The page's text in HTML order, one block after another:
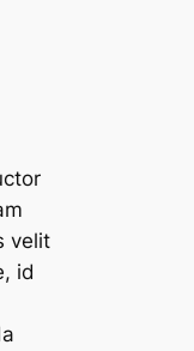
velit
id